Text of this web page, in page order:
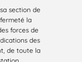
section de
la
forces de
des
de toute la